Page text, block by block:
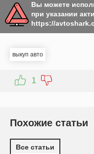
Вы можете
при указании
https://
выкуп авто
1
Похожие статьи
Все статьи